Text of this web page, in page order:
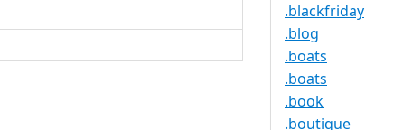
.blackfriday
.blog
.boats
.boats
.book
.boutique